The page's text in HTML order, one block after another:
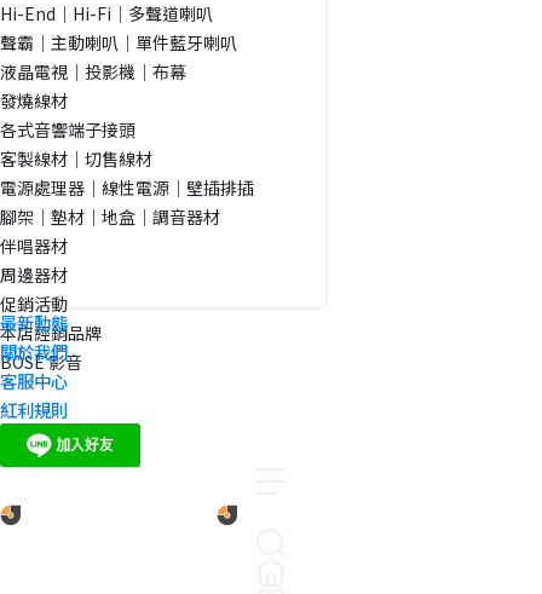
Hi-End｜Hi-Fi｜多聲道喇叭
聲霸｜主動喇叭｜單件藍牙喇叭
液晶電視｜投影機｜布幕
發燒線材
各式音響端子接頭
客製線材｜切售線材
電源處理器｜線性電源｜壁插排插
腳架｜墊材｜地盒｜調音器材
伴唱器材
周邊器材
促銷活動
本店經銷品牌
BOSE 影音
最新動態
關於我們
客服中心
紅利規則